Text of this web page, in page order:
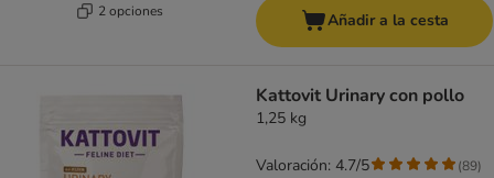
2 opciones Añadir a la cesta
Kattovit Urinary con pollo
1,25 kg
Valoración: 4.7/5 (89)